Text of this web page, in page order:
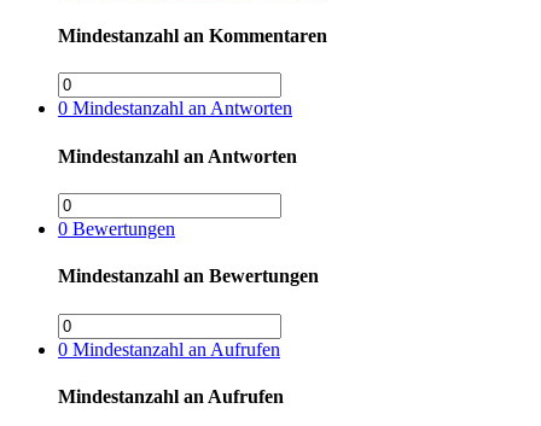
Mindestanzahl an Kommentaren
0 Mindestanzahl an Antworten
Mindestanzahl an Antworten
0 Bewertungen
Mindestanzahl an Bewertungen
0 Mindestanzahl an Aufrufen
Mindestanzahl an Aufrufen